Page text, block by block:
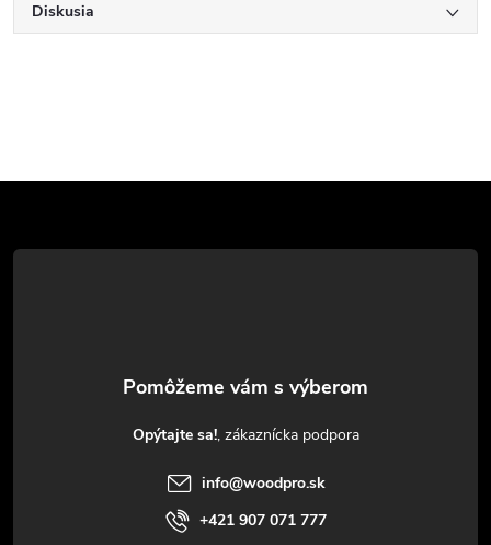
Diskusia
á
Opýtajte sa!
info@woodpro.sk
+421 907 071 777